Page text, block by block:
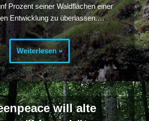
Prozent seiner Waldflächen einer
Entwicklung zu überlassen.…
Weiterlesen »
will alte